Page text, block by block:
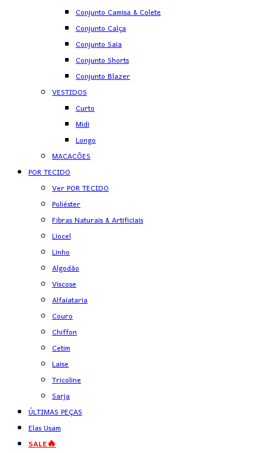
Conjunto Camisa & Colete
Conjunto Calça
Conjunto Saia
Conjunto Shorts
Conjunto Blazer
VESTIDOS
Curto
Midi
Longo
MACACÕES
POR TECIDO
Ver POR TECIDO
Poliéster
Fibras Naturais & Artificiais
Liocel
Linho
Algodão
Viscose
Alfaiataria
Couro
Chiffon
Cetim
Laise
Tricoline
Sarja
ÚLTIMAS PEÇAS
Elas Usam
SALE🔥